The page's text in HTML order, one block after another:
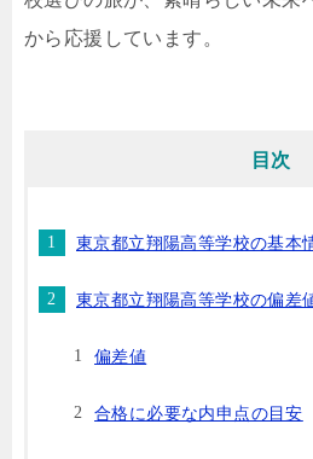
から応援しています。
目次
東京都立翔陽高等学校の基本
東京都立翔陽高等学校の偏差
偏差値
合格に必要な内申点の目安